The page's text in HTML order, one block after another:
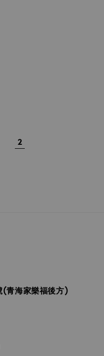
2
(青海家樂福後方)